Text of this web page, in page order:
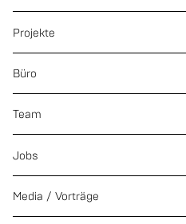
Projekte
Büro
Team
Jobs
Media / Vorträge